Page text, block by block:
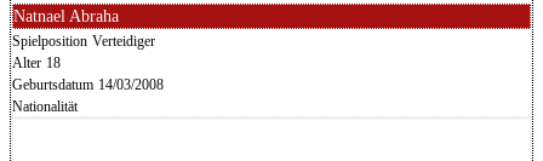
Natnael Abraha
Spielposition Verteidiger
Alter 18
Geburtsdatum 14/03/2008
Nationalität